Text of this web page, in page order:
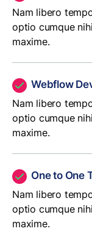
Nam libero
optio cumque
maxime.
Webflow
Nam libero
optio cumque
maxime.
One to One
Nam libero
optio cumque
maxime.